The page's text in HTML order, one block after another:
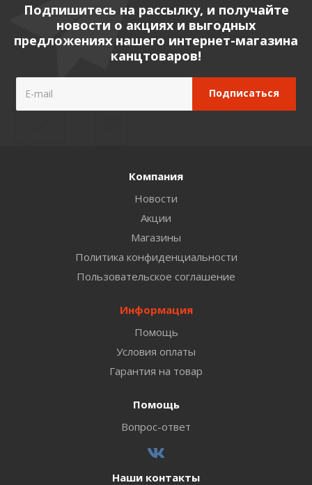
Подпишитесь на рассылку, и получайте
новости о акциях и выгодных
предложениях нашего интернет-магазина
канцтоваров!
Компания
Новости
Акции
Магазины
Политика конфиденциальности
Пользовательское соглашение
Информация
Помощь
Условия оплаты
Гарантия на товар
Помощь
Вопрос-ответ
Наши контакты